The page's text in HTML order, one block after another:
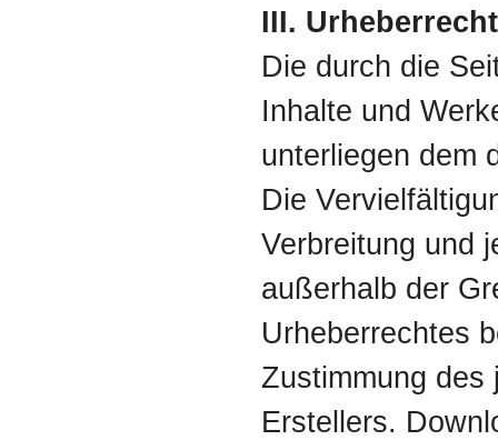
III. Urheberrecht
Die durch die
Inhalte und
unterliegen dem
Die
Verbreitung und
außerhalb der
Urheberrechtes
Zustimmung des
Erstellers.